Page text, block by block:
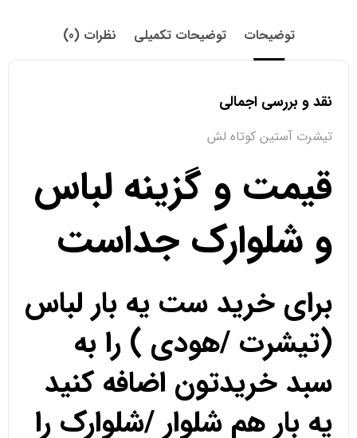
توضیحات توضیحات تکمیلی نظرات (0)
نقد و بررسی اجمالی
تیشرت آستین کوتاه لش
قیمت و گزینه لباس
و شلوارک جداست
برای خرید ست یه بار لباس
(تیشرت /هودی ) را به
سبد خریدتون اضافه کنید
یه بار هم شلوار /شلوارک را